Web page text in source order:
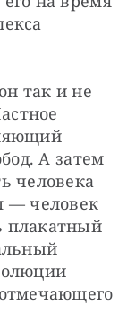
так и не
А затем
человека
— человек
плакатный